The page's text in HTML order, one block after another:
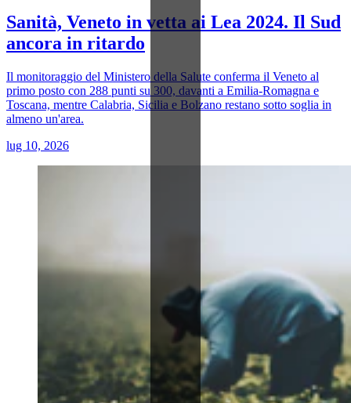
Sanità, Veneto in vetta ai Lea 2024. Il Sud
ancora in ritardo
Il monitoraggio del Ministero della Salute conferma il Veneto al
primo posto con 288 punti su 300, davanti a Emilia-Romagna e
Toscana, mentre Calabria, Sicilia e Bolzano restano sotto soglia in
almeno un'area.
lug 10, 2026